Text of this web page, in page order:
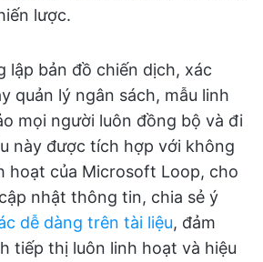
lược.
lập bản đồ chiến dịch, xác
quản lý ngân sách, mẫu linh
mọi người luôn đồng bộ và đi
này được tích hợp với không
hoạt của Microsoft Loop, cho
nhật thông tin, chia sẻ ý
dễ dàng trên tài liệu, đảm
tiếp thị luôn linh hoạt và hiệu